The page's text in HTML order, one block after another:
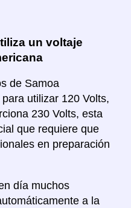
un voltaje
de Samoa
utilizar 120 Volts,
230 Volts, esta
que requiere que
en preparación
día muchos
a la